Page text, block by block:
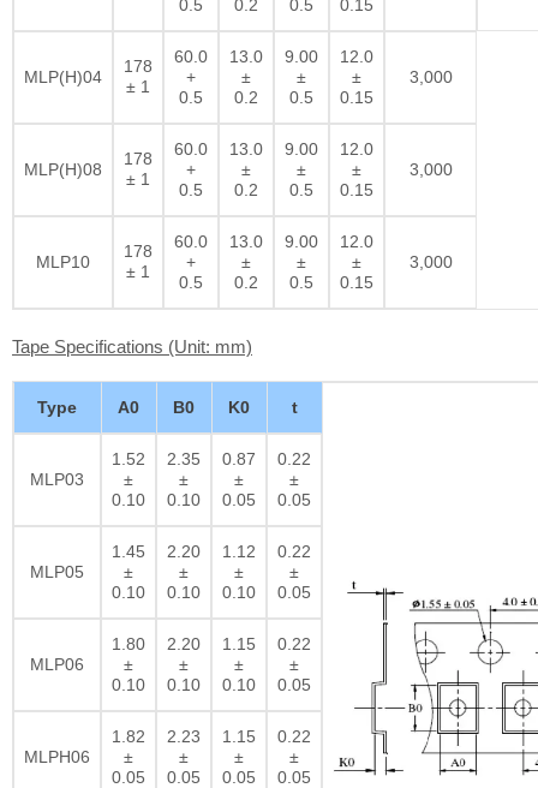
0.5 0.2 0.5 0.15
MLP(H)04
178
± 1
60.0
+
0.5
13.0
±
0.2
9.00
±
0.5
12.0
±
0.15
3,000
MLP(H)08
178
± 1
60.0
+
0.5
13.0
±
0.2
9.00
±
0.5
12.0
±
0.15
3,000
MLP10
178
± 1
60.0
+
0.5
13.0
±
0.2
9.00
±
0.5
12.0
±
0.15
3,000
Tape Specifications (Unit: mm)
Type A0 B0 K0 t
MLP03
1.52
±
0.10
2.35
±
0.10
0.87
±
0.05
0.22
±
0.05
MLP05
1.45
±
0.10
2.20
±
0.10
1.12
±
0.10
0.22
±
0.05
MLP06
1.80
±
0.10
2.20
±
0.10
1.15
±
0.10
0.22
±
0.05
MLPH06
1.82
±
0.05
2.23
±
0.05
1.15
±
0.05
0.22
±
0.05